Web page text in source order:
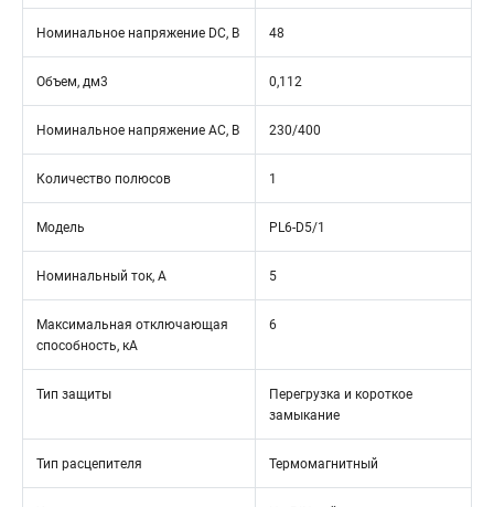
Номинальное напряжение DC, В 48
Объем, дм3 0,112
Номинальное напряжение АС, В 230/400
Количество полюсов 1
Модель PL6-D5/1
Номинальный ток, А 5
Максимальная отключающая
способность, кА
6
Тип защиты
Перегрузка и короткое
замыкание
Тип расцепителя Термомагнитный